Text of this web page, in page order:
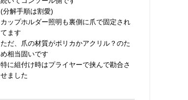
(分解手順は割愛)
カップホルダー照明も裏側に爪で固定され
てます
ただ、爪の材質がポリカかアクリル？のた
め相当固いです
特に組付け時はプライヤーで挟んで勘合さ
せました